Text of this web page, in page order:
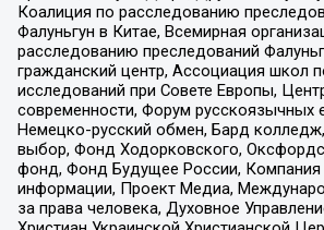
Коалиция по расследованию
Фалуньгун в Китае, Всемирная
расследованию преследований
гражданский центр, Ассоциация школ
исследований при Совете Европы,
современности, Форум русскоязычных
Немецко-русский обмен, Бард
выбор, Фонд Ходорковского,
фонд, Фонд Будущее России,
информации, Проект Медиа,
за права человека, Духовное